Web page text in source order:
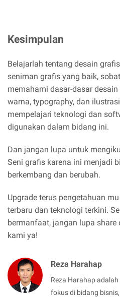
Kesimpulan
Belajarlah tentang desain
seniman grafis yang baik,
memahami dasar-dasar
warna, typography, dan
mempelajari teknologi dan
digunakan dalam bidang ini.
Dan jangan lupa untuk
Seni grafis karena ini menjadi
berkembang dan berubah.
Upgrade terus pengetahuan
terbaru dan teknologi terkini.
bermanfaat, jangan lupa
kami ya!
Reza Harahap
Reza Harahap adalah
fokus di bidang